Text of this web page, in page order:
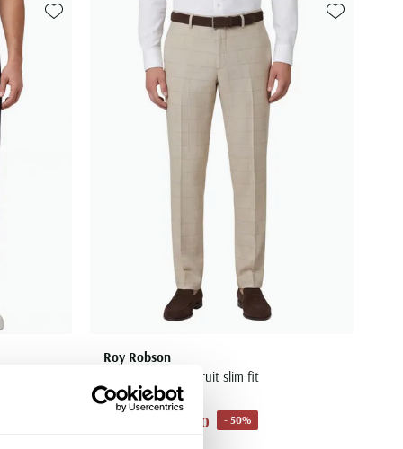
Toevoegen aan favorieten
Roy Robson
pantalon beige geruit slim fit
€ 69,50 - 50%